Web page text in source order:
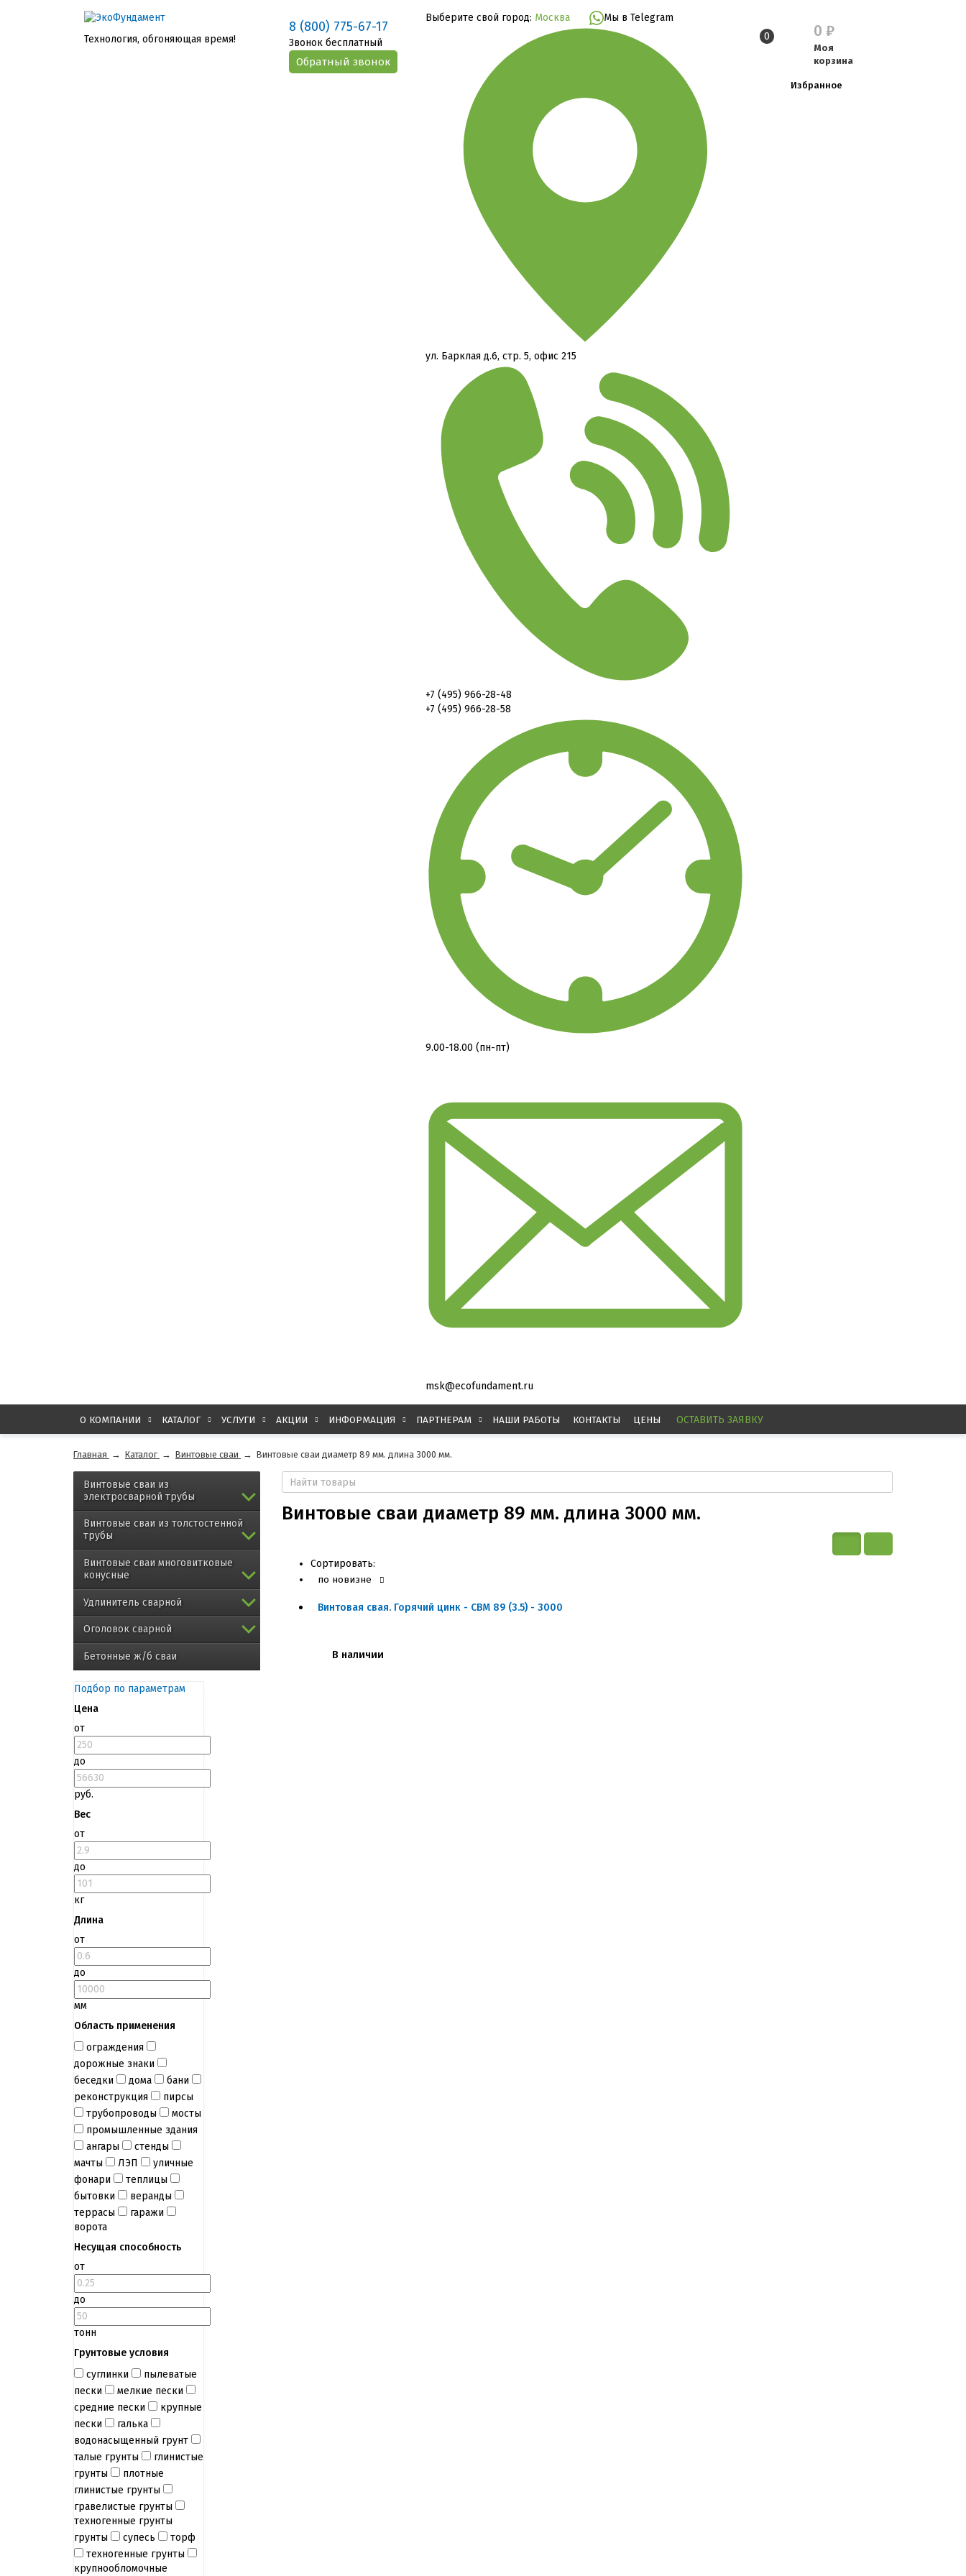
Технология, обгоняющая время!
8 (800) 775-67-17
Звонок бесплатный
Выберите свой город: Москва Мы в Telegram
ул. Барклая д.6, стр. 5, офис 215
+7 (495) 966-28-48
+7 (495) 966-28-58
9.00-18.00 (пн-пт)
msk@ecofundament.ru
0 0 ₽
Моя
корзина
Избранное
О КОМПАНИИ КАТАЛОГ УСЛУГИ АКЦИИ ИНФОРМАЦИЯ ПАРТНЕРАМ НАШИ РАБОТЫ КОНТАКТЫ ЦЕНЫ ОСТАВИТЬ ЗАЯВКУ
Главная → Каталог → Винтовые сваи → Винтовые сваи диаметр 89 мм. длина 3000 мм.
Винтовые сваи из
электросварной трубы
Винтовые сваи из толстостенной
трубы
Винтовые сваи многовитковые
конусные
Удлинитель сварной
Оголовок сварной
Бетонные ж/б сваи
Подбор по параметрам
Цена
от
до
руб.
Вес
от
до
кг
Длина
от
до
мм
Область применения
ограждения
дорожные знаки
беседки
дома
бани
реконструкция
пирсы
трубопроводы
мосты
промышленные здания
ангары
стенды
мачты
ЛЭП
уличные
фонари
теплицы
бытовки
веранды
террасы
гаражи
ворота
Несущая способность
от
до
тонн
Грунтовые условия
суглинки
пылеватые
пески
мелкие пески
средние пески
крупные
пески
галька
водонасыщенный грунт
талые грунты
глинистые
грунты
плотные
глинистые грунты
гравелистые грунты
техногенные грунты
грунты
супесь
торф
техногенные грунты
крупнообломочные
Винтовые сваи диаметр 89 мм. длина 3000 мм.
Сортировать:
по новизне
Винтовая свая. Горячий цинк - СВМ 89 (3.5) - 3000
В наличии